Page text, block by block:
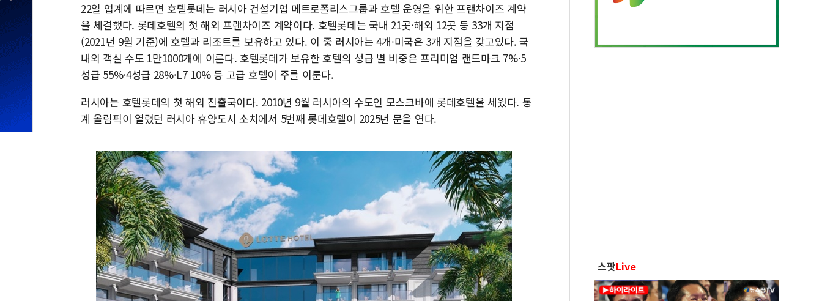
22일 업계에 따르면 호텔롯데는 러시아 건설기업 메트로폴리스그룹과 호텔 운영을 위한 프랜차이즈 계약
을 체결했다. 롯데호텔의 첫 해외 프랜차이즈 계약이다. 호텔롯데는 국내 21곳·해외 12곳 등 33개 지점
(2021년 9월 기준)에 호텔과 리조트를 보유하고 있다. 이 중 러시아는 4개·미국은 3개 지점을 갖고있다. 국
내외 객실 수도 1만1000개에 이른다. 호텔롯데가 보유한 호텔의 성급 별 비중은 프리미엄 랜드마크 7%·5
성급 55%·4성급 28%·L7 10% 등 고급 호텔이 주를 이룬다.
러시아는 호텔롯데의 첫 해외 진출국이다. 2010년 9월 러시아의 수도인 모스크바에 롯데호텔을 세웠다. 동
계 올림픽이 열렸던 러시아 휴양도시 소치에서 5번째 롯데호텔이 2025년 문을 연다.
스팟Live